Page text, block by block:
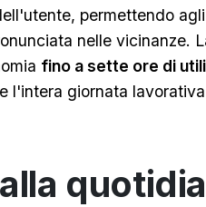
permettendo
nelle vicinanze.
fino a sette ore di
l'intera giornata